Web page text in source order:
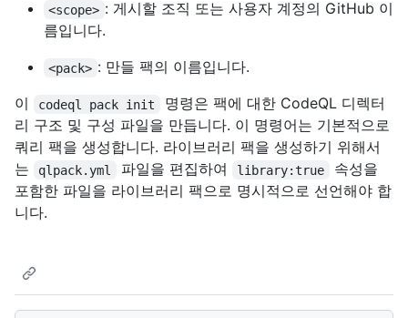
<scope> : 게시할 조직 또는 사용자 계정의 GitHub 이
름입니다.
<pack> : 만들 팩의 이름입니다.
이
codeql pack init
명령은 팩에 대한 CodeQL 디렉터
리 구조 및 구성 파일을 만듭니다. 이 명령어는 기본적으로
쿼리 팩을 생성합니다. 라이브러리 팩을 생성하기 위해서
는
qlpack.yml 파일을 편집하여 library:true
속성을
포함한 파일을 라이브러리 팩으로 명시적으로 선언해야 합
니다.